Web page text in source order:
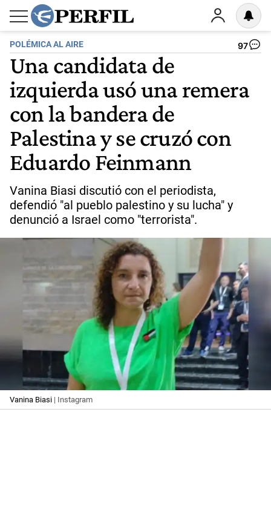
POLÉMICA AL AIRE 97
Una candidata de
izquierda usó una remera
con la bandera de
Palestina y se cruzó con
Eduardo Feinmann
Vanina Biasi discutió con el periodista,
defendió "al pueblo palestino y su lucha" y
denunció a Israel como "terrorista".
Vanina Biasi | Instagram